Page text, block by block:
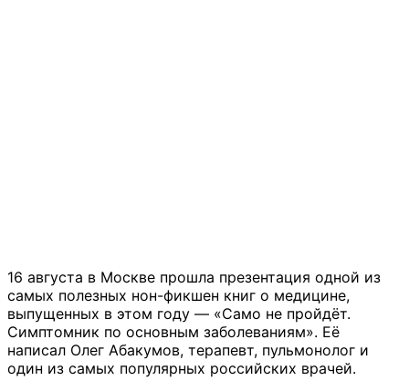
16 августа в Москве прошла презентация одной из
самых полезных нон-фикшен книг о медицине,
выпущенных в этом году — «Само не пройдёт.
Симптомник по основным заболеваниям». Её
написал Олег Абакумов, терапевт, пульмонолог и
один из самых популярных российских врачей.